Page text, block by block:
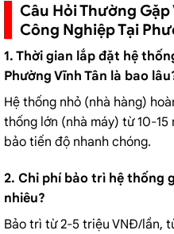
Câu Hỏi Thường Gặp
Công Nghiệp Tại
1. Thời gian lắp đặt hệ
Phường Vĩnh Tân là bao
Hệ thống nhỏ (nhà hàng)
thống lớn (nhà máy) từ 10-15
bảo tiến độ nhanh chóng.
2. Chi phí bảo trì hệ thống
nhiêu?
Bảo trì từ 2-5 triệu VNĐ/lần,